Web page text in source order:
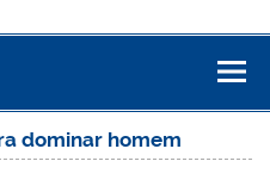
dominar homem